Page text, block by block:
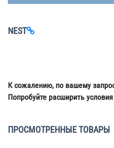
NEST
К сожалению, по вашему
Попробуйте расширить
ПРОСМОТРЕННЫЕ ТОВАРЫ